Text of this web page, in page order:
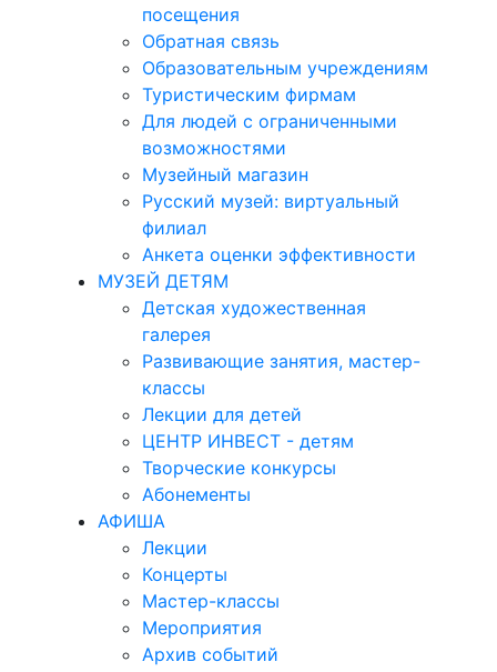
посещения
Обратная связь
Образовательным учреждениям
Туристическим фирмам
Для людей с ограниченными
возможностями
Музейный магазин
Русский музей: виртуальный
филиал
Анкета оценки эффективности
МУЗЕЙ ДЕТЯМ
Детская художественная
галерея
Развивающие занятия, мастер-
классы
Лекции для детей
ЦЕНТР ИНВЕСТ - детям
Творческие конкурсы
Абонементы
АФИША
Лекции
Концерты
Мастер-классы
Мероприятия
Архив событий